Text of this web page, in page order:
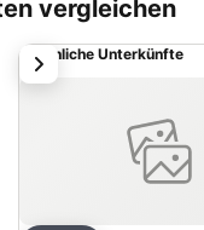
vergleichen
Ähnliche Unterkünfte
weiter